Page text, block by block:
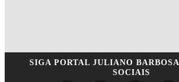
SIGA PORTAL JULIANO BARBOSA
SOCIAIS